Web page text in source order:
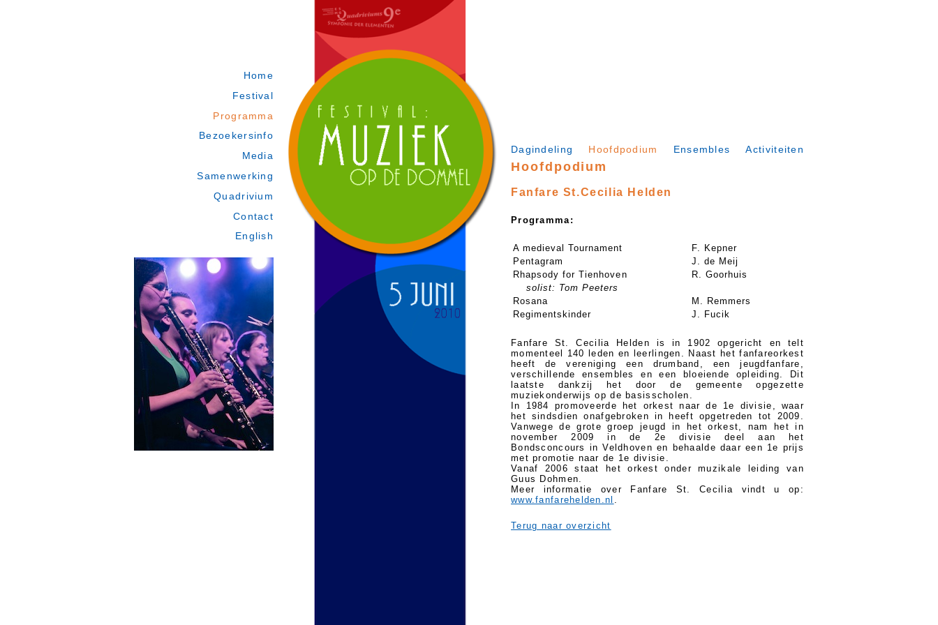
Home
Festival
Programma
Bezoekersinfo
Media
Samenwerking
Quadrivium
Contact
English
Dagindeling Hoofdpodium Ensembles Activiteiten
Hoofdpodium
Fanfare St.Cecilia Helden
Programma:
A medieval Tournament
F. Kepner
Pentagram
J. de Meij
Rhapsody for Tienhoven
R. Goorhuis
solist: Tom Peeters
Rosana
M. Remmers
Regimentskinder
J. Fucik
Fanfare St. Cecilia Helden is in 1902 opgericht en telt
momenteel 140 leden en leerlingen. Naast het fanfareorkest
heeft de vereniging een drumband, een jeugdfanfare,
verschillende ensembles en een bloeiende opleiding. Dit
laatste dankzij het door de gemeente opgezette
muziekonderwijs op de basisscholen.
In 1984 promoveerde het orkest naar de 1e divisie, waar
het sindsdien onafgebroken in heeft opgetreden tot 2009.
Vanwege de grote groep jeugd in het orkest, nam het in
november 2009 in de 2e divisie deel aan het
Bondsconcours in Veldhoven en behaalde daar een 1e prijs
met promotie naar de 1e divisie.
Vanaf 2006 staat het orkest onder muzikale leiding van
Guus Dohmen.
Meer informatie over Fanfare St. Cecilia vindt u op:
www.fanfarehelden.nl
Terug naar overzicht